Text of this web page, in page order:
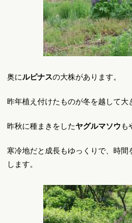
奥にルピナスの大株があります。
昨年植え付けたものが冬を越して大
昨秋に種まきをしたヤグルマソウ も
寒冷地だと成長もゆっくりで、時
します。